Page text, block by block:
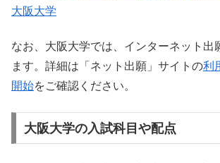
大阪大学
なお、大阪大学では、インターネット出
ます。詳細は「ネット出願」サイトの利
開始をご確認ください。
大阪大学の入試科目や配点